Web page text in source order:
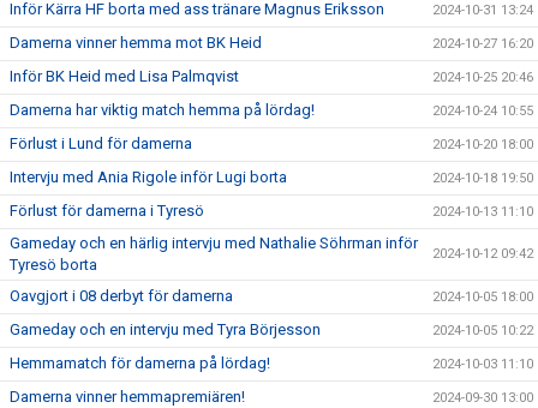
Inför Kärra HF borta med ass tränare Magnus Eriksson 2024-10-31 13:24
Damerna vinner hemma mot BK Heid 2024-10-27 16:20
Inför BK Heid med Lisa Palmqvist 2024-10-25 20:46
Damerna har viktig match hemma på lördag! 2024-10-24 10:55
Förlust i Lund för damerna 2024-10-20 18:00
Intervju med Ania Rigole inför Lugi borta 2024-10-18 19:50
Förlust för damerna i Tyresö 2024-10-13 11:10
Gameday och en härlig intervju med Nathalie Söhrman inför
Tyresö borta
2024-10-12 09:42
Oavgjort i 08 derbyt för damerna 2024-10-05 18:00
Gameday och en intervju med Tyra Börjesson 2024-10-05 10:22
Hemmamatch för damerna på lördag! 2024-10-03 11:10
Damerna vinner hemmapremiären! 2024-09-30 13:00